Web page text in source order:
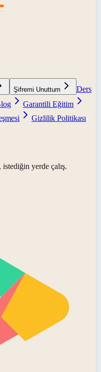
Şifremi Unuttum
Ders
Garantili Eğitim
Gizlilik Politikası
yerde çalış.